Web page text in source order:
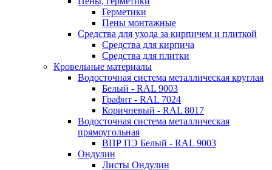
Герметики
Пены монтажные
Средства для ухода за кирпичем и плиткой
Средства для кирпича
Средства для плитки
Кровельные материалы
Водосточная система металлическая круглая
Белый - RAL 9003
Графит - RAL 7024
Коричневый - RAL 8017
Водосточная система металлическая
прямоугольная
ВПР ПЭ Белый - RAL 9003
Ондулин
Листы Ондулин